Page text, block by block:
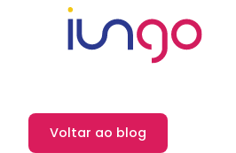
Voltar ao blog